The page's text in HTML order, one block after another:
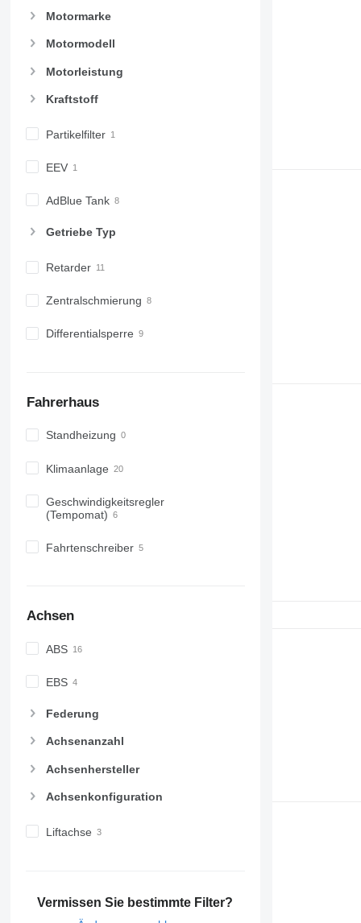
Motormarke
Motormodell
Motorleistung
Kraftstoff
Partikelfilter
EEV
AdBlue Tank
Getriebe Typ
Retarder
Zentralschmierung
Differentialsperre
Fahrerhaus
Standheizung
Klimaanlage
Geschwindigkeitsregler
(Tempomat)
Fahrtenschreiber
Achsen
ABS
EBS
Federung
Achsenanzahl
Achsenhersteller
Achsenkonfiguration
Liftachse
Vermissen Sie bestimmte Filter?